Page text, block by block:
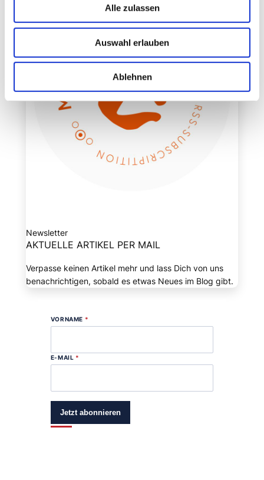
Alle zulassen
Auswahl erlauben
Ablehnen
Newsletter
AKTUELLE ARTIKEL PER MAIL
Verpasse keinen Artikel mehr und lass Dich von uns
benachrichtigen, sobald es etwas Neues im Blog gibt.
VORNAME *
E-MAIL *
Jetzt abonnieren